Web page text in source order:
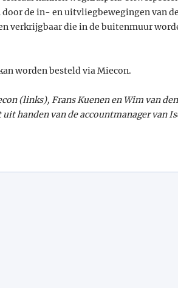
door de in- en uitvliegbewegingen van
verkrijgbaar die in de buitenmuur
worden besteld via Miecon.
(links), Frans Kuenen en Wim van
handen van de accountmanager van